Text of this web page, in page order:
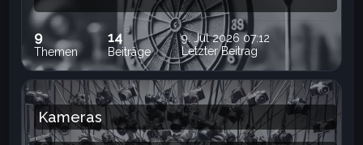
9
Themen
14
Beiträge
9. Jul 2026 07:12
Letzter Beitrag
Kameras